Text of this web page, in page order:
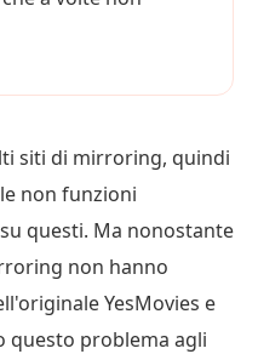
siti di mirroring, quindi
non funzioni
questi. Ma nonostante
non hanno
YesMovies e
questo problema agli